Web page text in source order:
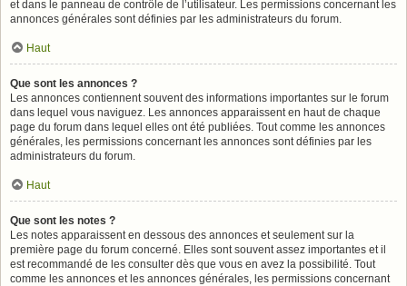
et dans le panneau de contrôle de l’utilisateur. Les permissions concernant les
annonces générales sont définies par les administrateurs du forum.
Haut
Que sont les annonces ?
Les annonces contiennent souvent des informations importantes sur le forum
dans lequel vous naviguez. Les annonces apparaissent en haut de chaque
page du forum dans lequel elles ont été publiées. Tout comme les annonces
générales, les permissions concernant les annonces sont définies par les
administrateurs du forum.
Haut
Que sont les notes ?
Les notes apparaissent en dessous des annonces et seulement sur la
première page du forum concerné. Elles sont souvent assez importantes et il
est recommandé de les consulter dès que vous en avez la possibilité. Tout
comme les annonces et les annonces générales, les permissions concernant